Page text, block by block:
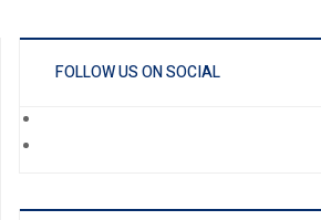
FOLLOW US ON SOCIAL